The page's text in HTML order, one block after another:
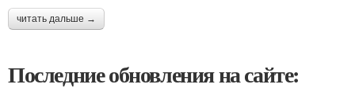
читать дальше →
Последние обновления на сайте: